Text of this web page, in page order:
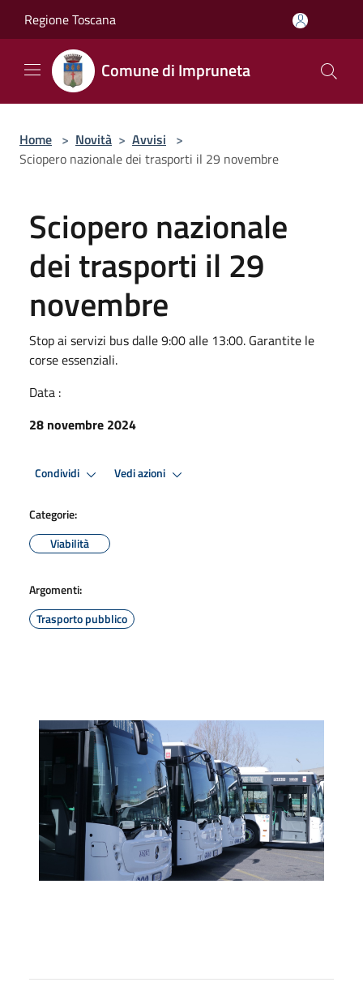
Regione Toscana
Comune di Impruneta
Home > Novità > Avvisi >
Sciopero nazionale dei trasporti il 29 novembre
Sciopero nazionale
dei trasporti il 29
novembre
Stop ai servizi bus dalle 9:00 alle 13:00. Garantite le
corse essenziali.
Data :
28 novembre 2024
Condividi Vedi azioni
Categorie:
Viabilità
Argomenti:
Trasporto pubblico